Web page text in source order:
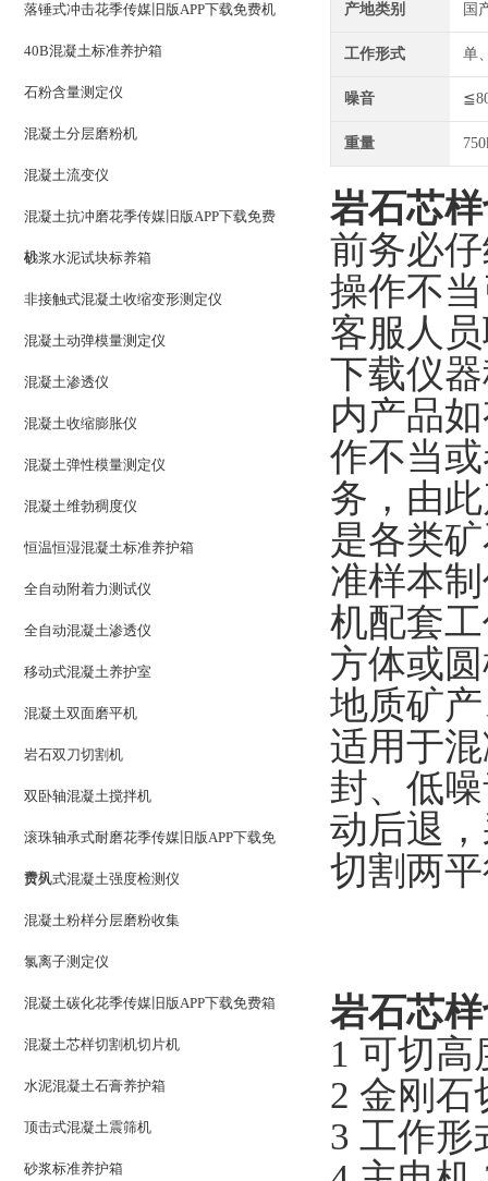
落锤式冲击花季传媒旧版APP下载免费机
40B混凝土标准养护箱
石粉含量测定仪
混凝土分层磨粉机
混凝土流变仪
混凝土抗冲磨花季传媒旧版APP下载免费
机
砂浆水泥试块标养箱
非接触式混凝土收缩变形测定仪
混凝土动弹模量测定仪
混凝土渗透仪
混凝土收缩膨胀仪
混凝土弹性模量测定仪
混凝土维勃稠度仪
恒温恒湿混凝土标准养护箱
全自动附着力测试仪
全自动混凝土渗透仪
移动式混凝土养护室
混凝土双面磨平机
岩石双刀切割机
双卧轴混凝土搅拌机
滚珠轴承式耐磨花季传媒旧版APP下载免
费机
贯入式混凝土强度检测仪
混凝土粉样分层磨粉收集
氯离子测定仪
混凝土碳化花季传媒旧版APP下载免费箱
混凝土芯样切割机切片机
水泥混凝土石膏养护箱
顶击式混凝土震筛机
砂浆标准养护箱
产地类别 国
工作形式 单
噪音
重量
岩石芯
前务必仔
操作不当
客服人员
下载仪器
内产品如
作不当或
务，
是各类
准样本制
机配套工
方体或圆
地质矿产
适用于混
封、低
动后退
切割两平
岩石芯
1 可切高
2 金刚
3 工作形